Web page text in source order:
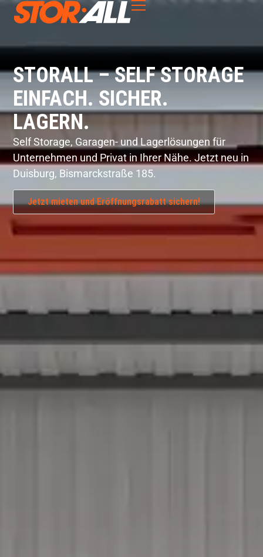
springen
STORALL – SELF STORAGE
EINFACH. SICHER.
LAGERN.
Self Storage, Garagen- und Lagerlösungen für
Unternehmen und Privat in Ihrer Nähe. Jetzt neu in
Duisburg, Bismarckstraße 185.
Jetzt mieten und Eröffnungsrabatt sichern!